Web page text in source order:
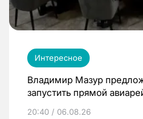
Интересное
Владимир Мазур
запустить прямой
20:40 / 06.08.26